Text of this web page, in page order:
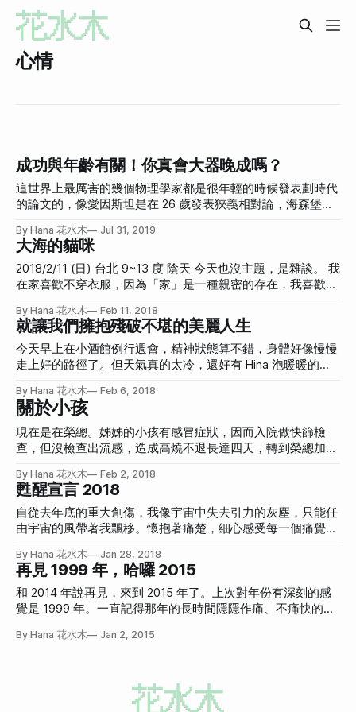
心情
成功與年齡有關！你真會大器晚成嗎？
這世界上最厲害的幾個物理學家都是很年輕的時候發表劃時代
的論文的，像愛因斯坦是在 26 歲發表狹義相對論，海森堡在
沒有。
By Hana 花水木 Jul 31, 2019
大海的貓咪
2018/2/11 (日) 台北 9~13 度 陰天 今天也沒主題，是雜談。 我
在家喜歡不穿衣服，因為「家」是一種親密的存在，我喜歡穿
讓我很沮喪，就算在家還是必須包的緊緊的。我對於室內溫度
只有 18 度很認真的感到生氣。 好像從來沒有這麼冷過，或
是，之前這麼冷的時候我也會買葉片式暖爐提高室內溫度至少
到 23 度，但可能是空間變大，可能是暖爐壞掉，又變成室內
算接近零度，但只要能夠回到家，開了暖氣，就算脫光光也不
會冷，雖然外面冷，但回到家就是救贖。 現在救贖就只有我
的車車的，車上暖氣很強，是可以流汗的那種，因此變成在家
冷、出門通勤的時候很暖、到達目的地又變很冷的狀態。 昨
也不太確定怎麼走，
By Hana 花水木 Feb 11, 2018
就讓我們擁抱殘破不堪的美麗人生
今天早上在小酒館例行週會，精神狀態算不錯，身體好像慢慢
走上好的路徑了。但天氣真的太冷，還好有 Hina 泡暖暖的熱
腹部再更下面那邊。從昨天開始隱隱作痛，在喝了紅茶之後，
忽然好像在告訴我他還存在似的，痛楚漸漸浮上水面。
By Hana 花水木 Feb 6, 2018
關於小孩
現在是在榮總。姊姊的小孩有感冒症狀，因而入院做快篩檢
查，但沒檢查出流感，造成高燒不退長達四天，轉到榮總加護
炎，可能要好一段時間才會恢復了，真是很可怕！所以其實快
篩不一定準確，有小孩子的人一定要小心，若快篩沒有流感，
但還是有流感症狀，是可以重複檢查的。詳情請見姊姊的 PO
文。 因為也到了生育年紀，身邊的姊妹朋友一個一個都生小
開始覺得小孩好可愛，到後來覺得超級厭惡看到曬小孩，又到
現在已經習慣了認為曬小孩只是很普通的一種貼文，人生階段
不斷往前進，就好像站在機場的平面扶梯一樣，就算站著不
動，也會帶著你往前。 每次看著小 baby 一直哭，真的覺得，
呢？吃不成吃，睡不成睡，不能出去玩，和老公沒有兩人世
有閱讀恐懼從來不看書的，也會在懷孕期間把所有育兒書都看
完並且背的滾瓜爛熟。就算原本討厭小孩的，也忽然會母愛爆
By Hana 花水木 Feb 2, 2018
甦醒宣言 2018
自從去年底的重大創傷，我像宇宙中失去引力的灰塵，只能任
由宇宙的風帶著我飄移。懷抱著痛楚，細心感受每一個痛覺，
振作一副就是馬上就要重新再來的樣子，但實際上一步都踏不
出去。 到底是什麼事情會讓一個人如此的喪志？因為看了
「人間失格」認為自己也沒有存活的意義嗎？我慢慢的發自內
心傾羨那些成功結束自己生命的人，無論到底有沒有留下什
就感吧！儘管死後的世界有可能是一片虛無。 因此我決定要
性質的主題。應該也是可以每天寫吧。 之前曾經去山達基的
心理諮商，雖然很像詐騙一樣，但她當天告訴我的事情我一直
By Hana 花水木 Jan 28, 2018
再見 1999 年，哈囉 2015
和 2014 年說再見，來到 2015 年了。上次對年份有深刻的感
覺是 1999 年。一直記得那年的長時間隱隱作痛、不痛快的受
刀，不斷刺向脂肪最硬的大腿外側。直到第一百三個二個迷你
教室是明明已經是白燈管，卻把白平衡調成 3200K，造成整個
By Hana 花水木 Jan 2, 2015